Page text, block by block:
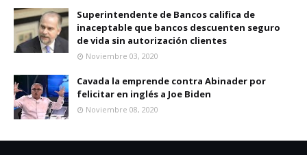
Superintendente de Bancos califica de
inaceptable que bancos descuenten seguro
de vida sin autorización clientes
Noviembre 03, 2020
Cavada la emprende contra Abinader por
felicitar en inglés a Joe Biden
Noviembre 08, 2020